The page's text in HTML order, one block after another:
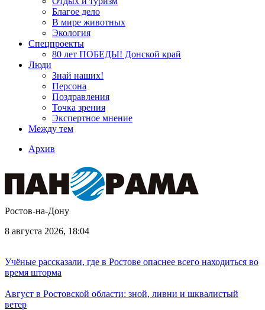
Благое дело
В мире животных
Экология
Спецпроекты
80 лет ПОБЕДЫ! Донской край
Люди
Знай наших!
Персона
Поздравления
Точка зрения
Экспертное мнение
Между тем
Архив
Ростов-на-Дону
8 августа 2026, 18:04
Учёные рассказали, где в Ростове опаснее всего находиться во
время шторма
Август в Ростовской области: зной, ливни и шквалистый
ветер